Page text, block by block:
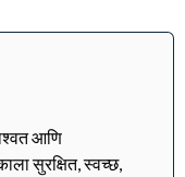
आणि
सुरक्षित, स्वच्छ,